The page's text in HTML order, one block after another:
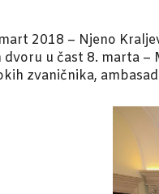
2018 – Njeno
dvoru u čast 8. marta –
zvaničnika,